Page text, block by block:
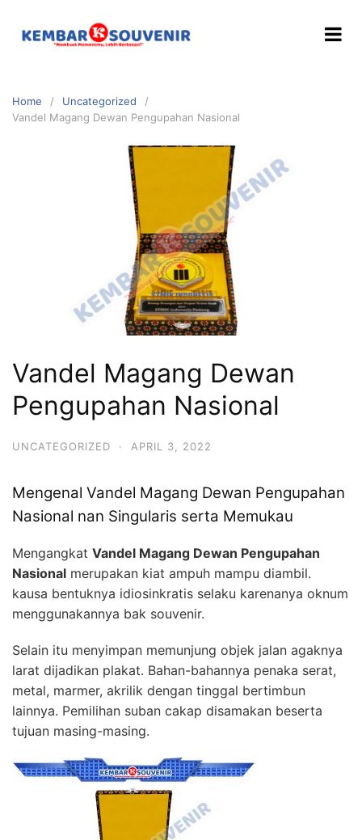
Home
Uncategorized
Vandel Magang Dewan Pengupahan Nasional
Vandel Magang Dewan
Pengupahan Nasional
UNCATEGORIZED · APRIL 3, 2022
Mengenal Vandel Magang Dewan Pengupahan
Nasional nan Singularis serta Memukau
Mengangkat Vandel Magang Dewan Pengupahan
Nasional merupakan kiat ampuh mampu diambil.
kausa bentuknya idiosinkratis selaku karenanya oknum
menggunakannya bak souvenir.
Selain itu menyimpan memunjung objek jalan agaknya
larat dijadikan plakat. Bahan-bahannya penaka serat,
metal, marmer, akrilik dengan tinggal bertimbun
lainnya. Pemilihan suban cakap disamakan beserta
tujuan masing-masing.